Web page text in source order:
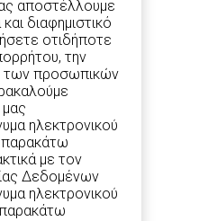
αποστέλλουμε
διαφημιστικό
οτιδήποτε
την
των προσωπικών
μας
ηλεκτρονικού
παρακάτω
με τον
Δεδομένων
ηλεκτρονικού